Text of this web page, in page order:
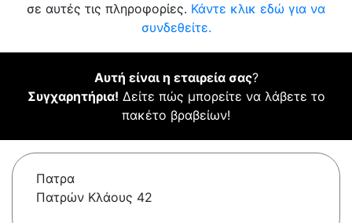
σε αυτές τις πληροφορίες. Κάντε κλικ εδώ για να
συνδεθείτε.
Αυτή είναι η εταιρεία σας?
Συγχαρητήρια! Δείτε πώς μπορείτε να λάβετε το
πακέτο βραβείων!
Πατρα
Πατρών Κλάους 42